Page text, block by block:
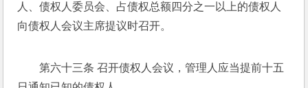
人、债权人委员会、占债权总额四分之一以上的债权人
向债权人会议主席提议时召开。
第六十三条 召开债权人会议，管理人应当提前十五